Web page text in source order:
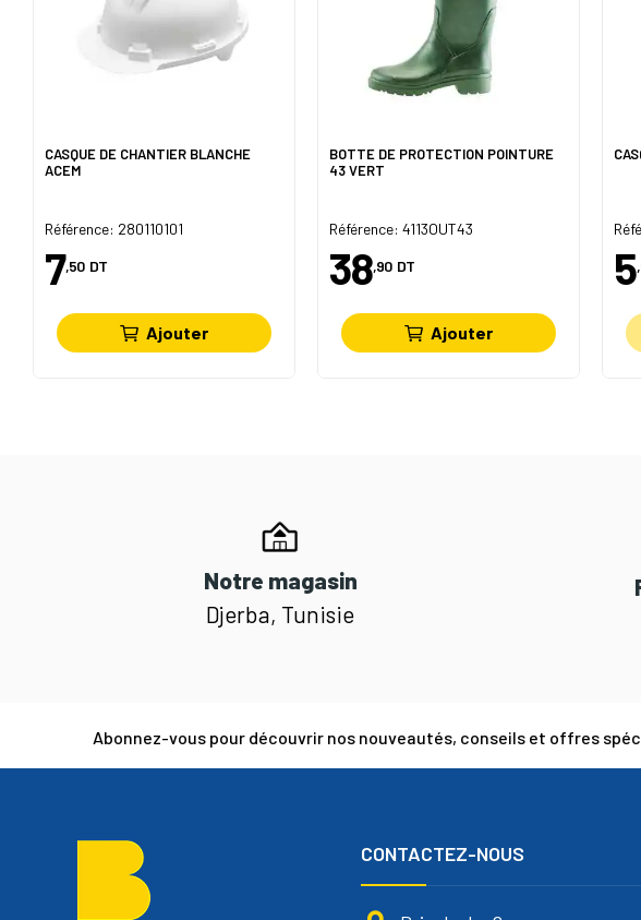
CASQUE DE CHANTIER BLANCHE
ACEM
Référence: 280110101
7,50 DT
Ajouter
BOTTE DE PROTECTION POINTURE
43 VERT
Référence: 4113OUT43
38,90 DT
Ajouter
5
Notre magasin
Djerba, Tunisie
Abonnez-vous pour découvrir nos nouveautés, conseils et offres
CONTACTEZ-NOUS